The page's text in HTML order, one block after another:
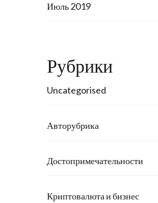
Июль 2019
Рубрики
Uncategorised
Авторубрика
Достопримечательности
Криптовалюта и бизнес